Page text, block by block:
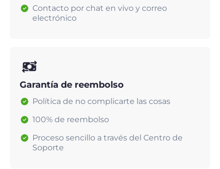
Contacto por chat en vivo y correo
electrónico
Garantía de reembolso
Política de no complicarte las cosas
100% de reembolso
Proceso sencillo a través del Centro de
Soporte